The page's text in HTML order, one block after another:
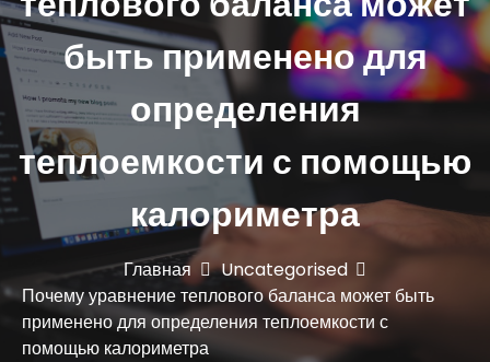
и
м
о
у
а
м
е
н
ю
быть применено для
определения
теплоемкости с помощью
калориметра
Главная
Uncategorised
Почему уравнение теплового баланса может быть
применено для определения теплоемкости с
помощью калориметра
l